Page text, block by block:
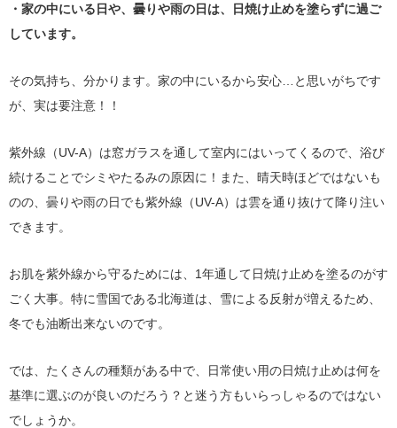
・家の中にいる日や、曇りや雨の日は、日焼け止めを塗らずに過ご
しています。
その気持ち、分かります。家の中にいるから安心…と思いがちです
が、実は要注意！！
紫外線（UV-A）は窓ガラスを通して室内にはいってくるので、浴び
続けることでシミやたるみの原因に！また、晴天時ほどではないも
のの、曇りや雨の日でも紫外線（UV-A）は雲を通り抜けて降り注い
できます。
お肌を紫外線から守るためには、1年通して日焼け止めを塗るのがす
ごく大事。特に雪国である北海道は、雪による反射が増えるため、
冬でも油断出来ないのです。
では、たくさんの種類がある中で、日常使い用の日焼け止めは何を
基準に選ぶのが良いのだろう？と迷う方もいらっしゃるのではない
でしょうか。